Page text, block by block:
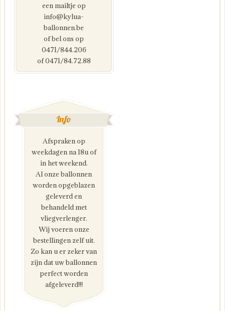
een mailtje op
info@kylua-
ballonnen.be
of bel ons op
0471/844.206
of 0471/84.72.88
Info
Afspraken op
weekdagen na 18u of
in het weekend.
Al onze ballonnen
worden opgeblazen
geleverd en
behandeld met
vliegverlenger.
Wij voeren onze
bestellingen zelf uit.
Zo kan u er zeker van
zijn dat uw ballonnen
perfect worden
afgeleverd!!!